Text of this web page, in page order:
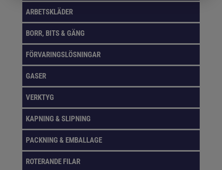
ARBETSKLÄDER
BORR, BITS & GÄNG
FÖRVARINGSLÖSNINGAR
GASER
VERKTYG
KAPNING & SLIPNING
PACKNING & EMBALLAGE
ROTERANDE FILAR